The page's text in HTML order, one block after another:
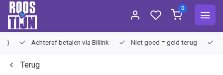
0
Achteraf betalen via Billink Niet goed = geld terug
Terug